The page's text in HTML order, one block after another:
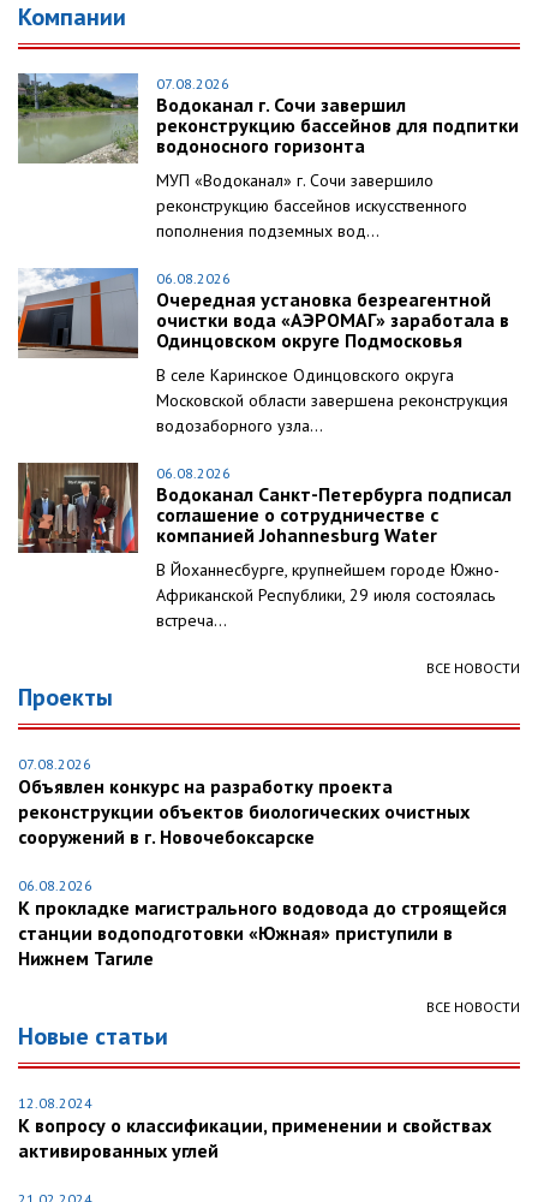
Компании
07.08.2026
Водоканал г. Сочи завершил
реконструкцию бассейнов для подпитки
водоносного горизонта
МУП «Водоканал» г. Сочи завершило
реконструкцию бассейнов искусственного
пополнения подземных вод...
06.08.2026
Очередная установка безреагентной
очистки вода «АЭРОМАГ» заработала в
Одинцовском округе Подмосковья
В селе Каринское Одинцовского округа
Московской области завершена реконструкция
водозаборного узла...
06.08.2026
Водоканал Санкт-Петербурга подписал
соглашение о сотрудничестве с
компанией Johannesburg Water
В Йоханнесбурге, крупнейшем городе Южно-
Африканской Республики, 29 июля состоялась
встреча...
ВСЕ НОВОСТИ
Проекты
07.08.2026
Объявлен конкурс на разработку проекта
реконструкции объектов биологических очистных
сооружений в г. Новочебоксарске
06.08.2026
К прокладке магистрального водовода до строящейся
станции водоподготовки «Южная» приступили в
Нижнем Тагиле
ВСЕ НОВОСТИ
Новые статьи
12.08.2024
К вопросу о классификации, применении и свойствах
активированных углей